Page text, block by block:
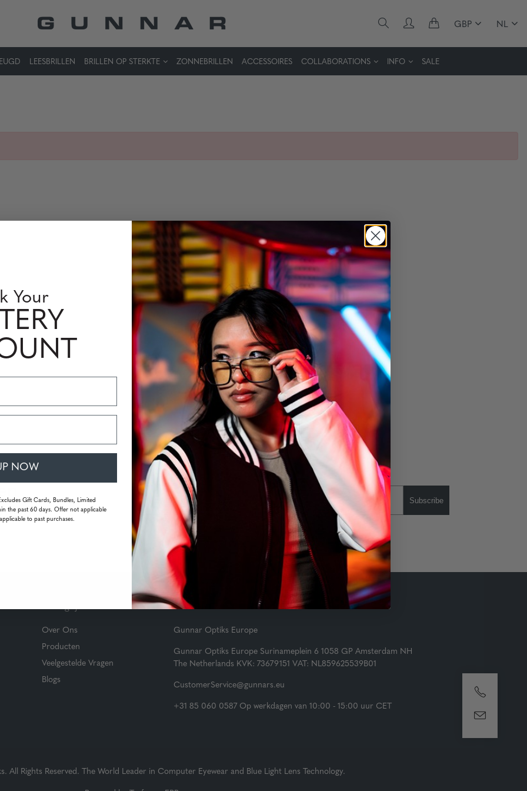
GBP NL
LEESBRILLEN BRILLEN OP STERKTE ZONNEBRILLEN ACCESSOIRES COLLABORATIONS INFO SALE
Subscribe
Over Ons
Producten
Veelgestelde Vragen
Blogs
Klantenservice
Gunnar Optiks Europe
Gunnar Optiks Europe Surinameplein 6 1058 GP Amsterdam NH
The Netherlands KVK: 73679151 VAT: NL859625539B01
CustomerService@gunnars.eu
+31 85 060 0587 Op werkdagen van 10:00 - 15:00 uur CET
All Rights Reserved. The World Leader in Computer Eyewear and Blue Light Lens Technology.
Your
NOW
Gift Cards, Bundles, Limited
the past 60 days. Offer not applicable
to past purchases.